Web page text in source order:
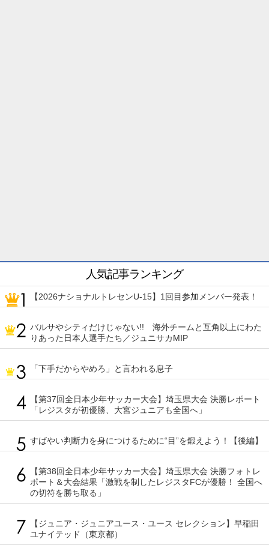
人気記事ランキング
【2026ナショナルトレセンU-15】1回目参加メンバー発表！
バルサやシティだけじゃない!! 海外チームと互角以上にわた
りあった日本人選手たち／ジュニサカMIP
「下手だからやめろ」と言われる息子
【第37回全日本少年サッカー大会】埼玉県大会 決勝レポート
「レジスタが初優勝、大宮ジュニアも全国へ」
すばやい判断力を身につけるために“目”を鍛えよう！【後編】
【第38回全日本少年サッカー大会】埼玉県大会 決勝フォトレ
ポート＆大会結果「激戦を制したレジスタFCが優勝！ 全国へ
の切符を勝ち取る」
【ジュニア・ジュニアユース・ユース セレクション】早稲田
ユナイテッド（東京都）